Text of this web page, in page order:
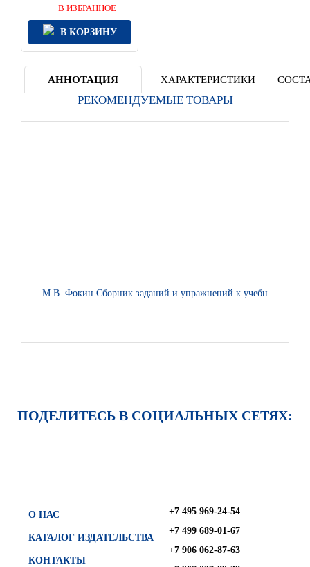
В ИЗБРАННОЕ
В КОРЗИНУ
АННОТАЦИЯ ХАРАКТЕРИСТИКИ
РЕКОМЕНДУЕМЫЕ ТОВАРЫ
М.В. Фокин Сборник заданий и упражнений к учебнику
ПОДЕЛИТЕСЬ В СОЦИАЛЬНЫХ СЕТЯХ:
О НАС
КАТАЛОГ ИЗДАТЕЛЬСТВА
КОНТАКТЫ
+7 495 969-24-54
+7 499 689-01-67
+7 906 062-87-63